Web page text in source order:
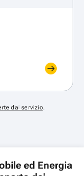
dal servizio.
ed Energia